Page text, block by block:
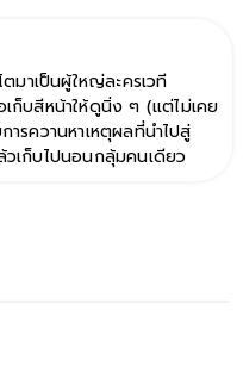
ตมาเป็นผู้ใหญ่ละครเวที
ก็บสีหน้าให้ดูนิ่ง ๆ (แต่ไม่เคย
รควานหาเหตุผลที่นำไปสู่